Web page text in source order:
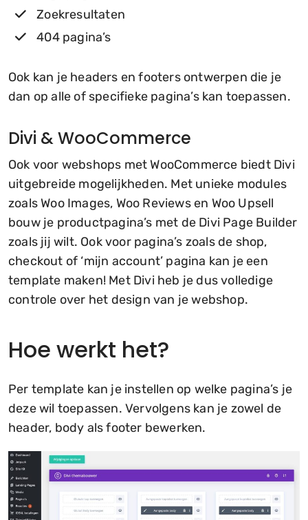
Zoekresultaten
404 pagina’s
Ook kan je headers en footers ontwerpen die je
dan op alle of specifieke pagina’s kan toepassen.
Divi & WooCommerce
Ook voor webshops met WooCommerce biedt Divi
uitgebreide mogelijkheden. Met unieke modules
zoals Woo Images, Woo Reviews en Woo Upsell
bouw je productpagina’s met de Divi Page Builder
zoals jij wilt. Ook voor pagina’s zoals de shop,
checkout of ‘mijn account’ pagina kan je een
template maken! Met Divi heb je dus volledige
controle over het design van je webshop.
Hoe werkt het?
Per template kan je instellen op welke pagina’s je
deze wil toepassen. Vervolgens kan je zowel de
header, body als footer bewerken.